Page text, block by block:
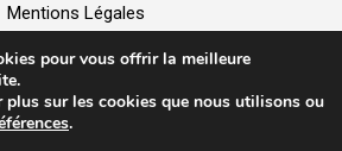
Mentions Légales
de matériel |Dépannage Informatique|
Création de site web
pour vous offrir la meilleure
plus sur les cookies que nous utilisons ou
.